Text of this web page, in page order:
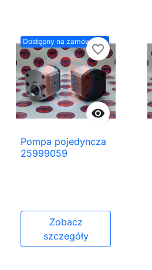
Dostępny na zamówienie

favorite_border
Pompa pojedyncza
25999059
Zobacz
szczegóły